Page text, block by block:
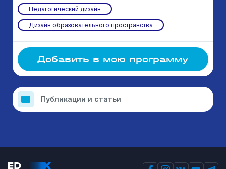
Педагогический дизайн
Дизайн образовательного пространства
Добавить в мою программу
Публикации и статьи